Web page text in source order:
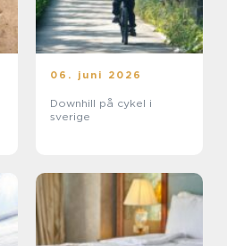
06. juni 2026
Downhill på cykel i
sverige